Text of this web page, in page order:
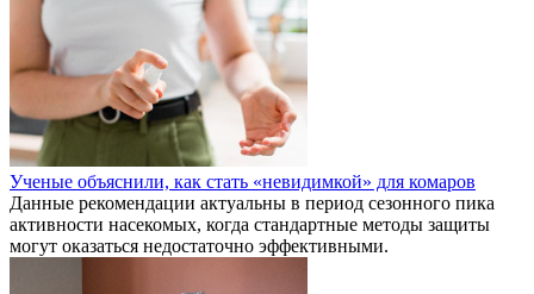
Ученые объяснили, как стать «невидимкой» для комаров
Данные рекомендации актуальны в период сезонного пика
активности насекомых, когда стандартные методы защиты
могут оказаться недостаточно эффективными.